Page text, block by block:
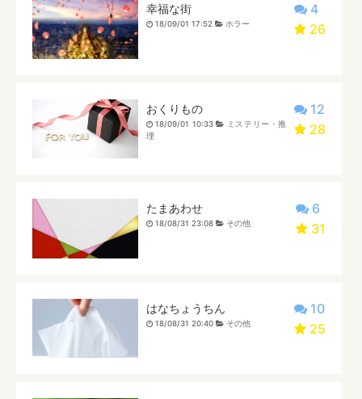
4
26
幸福な街
18/09/01 17:52 ホラー
12
28
おくりもの
18/09/01 10:33
ミステリー・推
理
6
31
たまあわせ
18/08/31 23:08 その他
10
25
はなちょうちん
18/08/31 20:40 その他